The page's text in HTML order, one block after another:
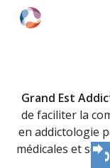
et
en
Grand Est
de faciliter la
en addictologie
médicales et